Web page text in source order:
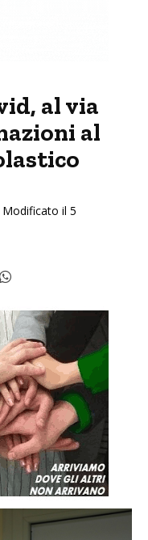
al via
al
Modificato il 5